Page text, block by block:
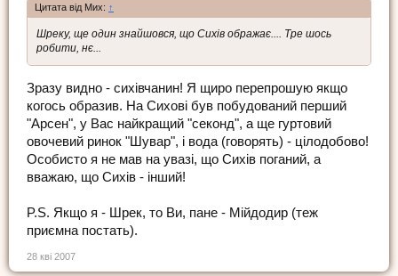
Цитата від Мих: ↑
Шреку, ще один знайшовся, що Сихів ображає.... Тре шось
робити, нє...
Зразу видно - сихівчанин! Я щиро перепрошую якщо
когось образив. На Сихові був побудований перший
"Арсен", у Вас найкращий "секонд", а ще гуртовий
овочевий ринок "Шувар", і вода (говорять) - цілодобово!
Особисто я не мав на увазі, що Сихів поганий, а
вважаю, що Сихів - інший!
P.S. Якщо я - Шрек, то Ви, пане - Мійдодир (теж
приємна постать).
28 кві 2007